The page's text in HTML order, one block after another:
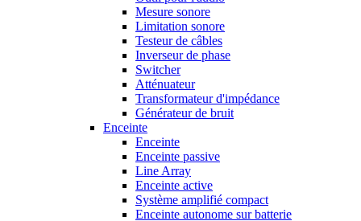
Mesure sonore
Limitation sonore
Testeur de câbles
Inverseur de phase
Switcher
Atténuateur
Transformateur d'impédance
Générateur de bruit
Enceinte
Enceinte
Enceinte passive
Line Array
Enceinte active
Système amplifié compact
Enceinte autonome sur batterie